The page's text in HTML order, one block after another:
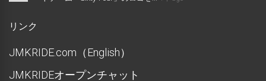
リンク
JMKRIDE.com（English）
JMKRIDEオープンチャット